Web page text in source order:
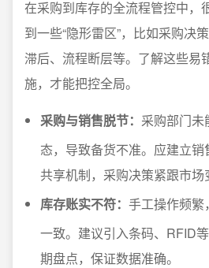
在采购到库存的全流程管控中，
到一些“隐形雷区”，比如采购决
滞后、流程断层等。了解这些易
施，才能把控全局。
采购与销售脱节： 采购部门未
态，导致备货不准。应建立
共享机制，采购决策紧跟市场
库存账实不符： 手工操作频繁
一致。建议引入条码、RFID
期盘点，保证数据准确。